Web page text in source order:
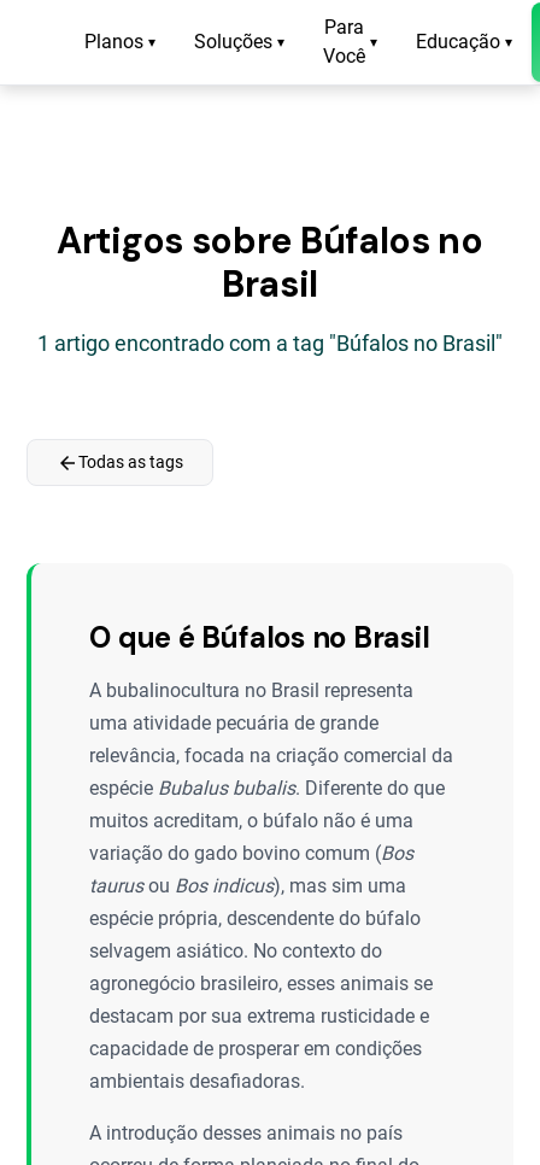
Planos ▾ Soluções ▾
Para
Você
▾ Educação ▾
Artigos sobre Búfalos no
Brasil
1 artigo encontrado com a tag "Búfalos no Brasil"
arrow_backTodas as tags
O que é Búfalos no Brasil
A bubalinocultura no Brasil representa
uma atividade pecuária de grande
relevância, focada na criação comercial da
espécie Bubalus bubalis. Diferente do que
muitos acreditam, o búfalo não é uma
variação do gado bovino comum (Bos
taurusou Bos indicus), mas sim uma
espécie própria, descendente do búfalo
selvagem asiático. No contexto do
agronegócio brasileiro, esses animais se
destacam por sua extrema rusticidade e
capacidade de prosperar em condições
ambientais desafiadoras.
A introdução desses animais no país